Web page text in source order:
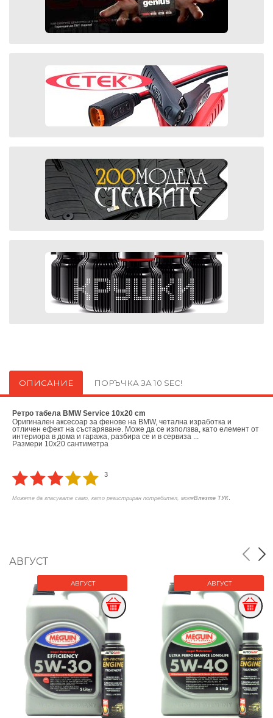
ОПИСАНИЕ ПОРЪЧКА ЗА 10 SEC!
Ретро табела BMW Service 10x20 cm
Оригинален аксесоар за фенове на BMW, четална изработка и
отличен ефект на състаряване. Може да се използва, като елемент от
интериора в дома и гаража, разбира се и в сервиза ...
Размери 10x20 сантиметра
3
Можете да гласувате само, като регистриран потребител, моляВлезте ТУК
АВГУСТ
АВГУСТ АВГУСТ